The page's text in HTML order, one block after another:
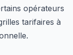
opérateurs
tarifaires à